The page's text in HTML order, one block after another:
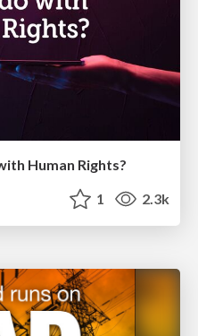
Human Rights?
1 2.3k